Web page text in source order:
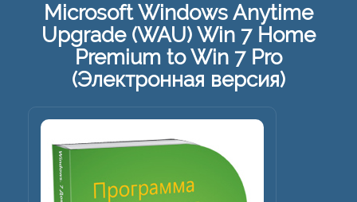
Microsoft Windows Anytime
Upgrade (WAU) Win 7 Home
Premium to Win 7 Pro
(Электронная версия)